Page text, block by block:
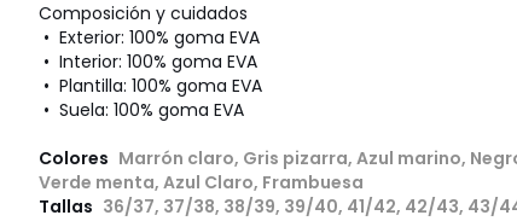
Composición y cuidados
• Exterior: 100% goma EVA
• Interior: 100% goma EVA
• Plantilla: 100% goma EVA
• Suela: 100% goma EVA
Colores Marrón claro, Gris pizarra, Azul marino,
Verde menta, Azul Claro, Frambuesa
Tallas 36/37, 37/38, 38/39, 39/40, 41/42, 42/43, 43/